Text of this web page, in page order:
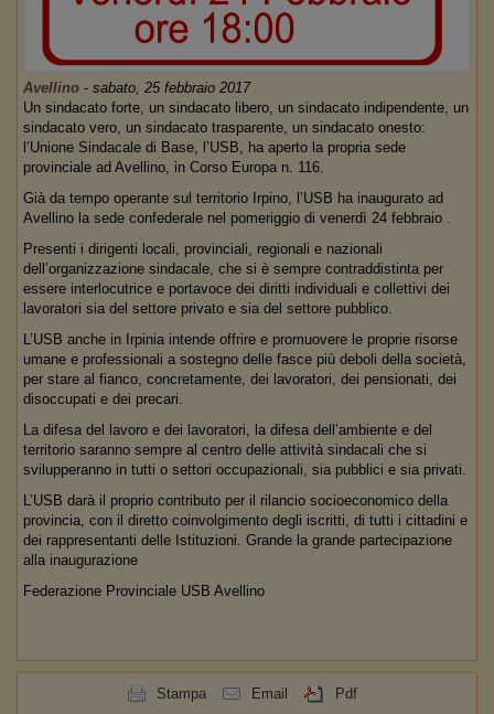
Avellino - sabato, 25 febbraio 2017
Un sindacato forte, un sindacato libero, un sindacato indipendente, un
sindacato vero, un sindacato trasparente, un sindacato onesto:
l’Unione Sindacale di Base, l’USB, ha aperto la propria sede
provinciale ad Avellino, in Corso Europa n. 116.
Già da tempo operante sul territorio Irpino, l’USB ha inaugurato ad
Avellino la sede confederale nel pomeriggio di venerdì 24 febbraio .
Presenti i dirigenti locali, provinciali, regionali e nazionali
dell’organizzazione sindacale, che si è sempre contraddistinta per
essere interlocutrice e portavoce dei diritti individuali e collettivi dei
lavoratori sia del settore privato e sia del settore pubblico.
L’USB anche in Irpinia intende offrire e promuovere le proprie risorse
umane e professionali a sostegno delle fasce più deboli della società,
per stare al fianco, concretamente, dei lavoratori, dei pensionati, dei
disoccupati e dei precari.
La difesa del lavoro e dei lavoratori, la difesa dell’ambiente e del
territorio saranno sempre al centro delle attività sindacali che si
svilupperanno in tutti o settori occupazionali, sia pubblici e sia privati.
L’USB darà il proprio contributo per il rilancio socioeconomico della
provincia, con il diretto coinvolgimento degli iscritti, di tutti i cittadini e
dei rappresentanti delle Istituzioni. Grande la grande partecipazione
alla inaugurazione
Federazione Provinciale USB Avellino
Stampa Email Pdf